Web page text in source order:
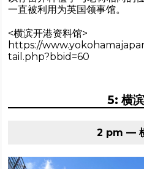
一直被利用为英国领事馆。
<横滨开港资料馆>
https://
tail.php?bbid=60
5: 横
2 pm —